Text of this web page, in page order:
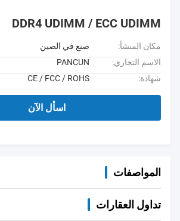
DDR4 UDIMM / ECC UDIMM
مكان المنشأ:
صنع في الصين
الاسم التجاري:
PANCUN
شهادة:
CE / FCC / ROHS
اسأل الآن
المواصفات
تداول العقارات